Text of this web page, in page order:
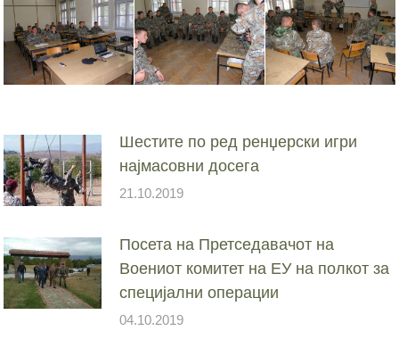
Шестите по ред ренџерски игри
најмасовни досега
21.10.2019
Посета на Претседавачот на
Воениот комитет на ЕУ на полкот за
специјални операции
04.10.2019